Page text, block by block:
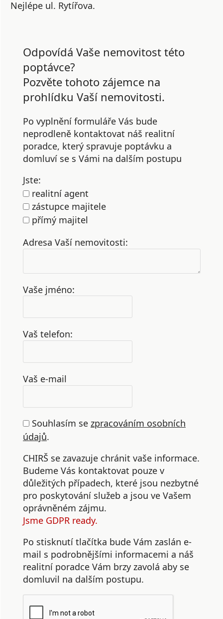
Nejlépe ul. Rytířova.
Odpovídá Vaše nemovitost této
poptávce?
Pozvěte tohoto zájemce na
prohlídku Vaší nemovitosti.
Po vyplnění formuláře Vás bude
neprodleně kontaktovat náš realitní
poradce, který spravuje poptávku a
domluví se s Vámi na dalším postupu
Jste:
realitní agent
zástupce majitele
přímý majitel
Adresa Vaší nemovitosti:
Vaše jméno:
Vaš telefon:
Vaš e-mail
Souhlasím se zpracováním osobních
údajů.
CHIRŠ se zavazuje chránit vaše informace.
Budeme Vás kontaktovat pouze v
důležitých případech, které jsou nezbytné
pro poskytování služeb a jsou ve Vašem
oprávněném zájmu.
Jsme GDPR ready.
Po stisknutí tlačítka bude Vám zaslán e-
mail s podrobnějšími informacemi a náš
realitní poradce Vám brzy zavolá aby se
domluvil na dalším postupu.